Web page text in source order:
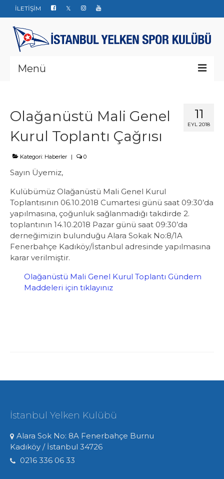
İLETİŞİM
Menü
Yarışlar
Haberler
Yelken Okulu
Düğün Davet ve Organizasyon
Bize ulaşın
11
EYL 2018
Olağanüstü Mali Genel
Kurul Toplantı Çağrısı
Kategori: Haberler | 0
Sayın Üyemiz,
Kulübümüz Olağanüstü Mali Genel Kurul
Toplantısının 06.10.2018 Cumartesi günü saat 09:30’da
yapılmasına, çoğunluk sağlanmadığı takdirde 2.
toplantının 14.10.2018 Pazar günü saat 09:30’da
derneğimizin bulunduğu Alara Sokak No:8/1A
Fenerbahçe Kadıköy/İstanbul adresinde yapılmasına
karar verilmiştir.
Olağanüstü Mali Genel Kurul Toplantı Gündem
Maddeleri için tıklayınız
İstanbul Yelken Kulübü
Alara Sok No: 8A Fenerbahçe Burnu
Kadıköy / İstanbul 34726
0216 336 06 33